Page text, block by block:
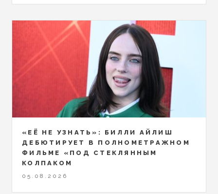
«ЕЁ НЕ УЗНАТЬ»: БИЛЛИ АЙЛИШ
ДЕБЮТИРУЕТ В ПОЛНОМЕТРАЖНОМ
ФИЛЬМЕ «ПОД СТЕКЛЯННЫМ
КОЛПАКОМ
05.08.2026